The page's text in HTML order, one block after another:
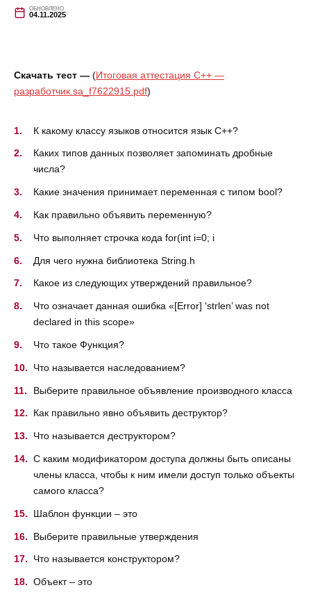
ОБНОВЛЕНО
04.11.2025
Скачать тест — (Итоговая аттестация C++ —
разработчик.sa_f7622915.pdf)
К какому классу языков относится язык C++?
Каких типов данных позволяет запоминать дробные
числа?
Какие значения принимает переменная с типом bool?
Как правильно объявить переменную?
Что выполняет строчка кода for(int i=0; i
Для чего нужна библиотека String.h
Какое из следующих утверждений правильное?
Что означает данная ошибка «[Error] ‘strlen’ was not
declared in this scope»
Что такое Функция?
Что называется наследованием?
Выберите правильное объявление производного класса
Как правильно явно объявить деструктор?
Что называется деструктором?
С каким модификатором доступа должны быть описаны
члены класса, чтобы к ним имели доступ только объекты
самого класса?
Шаблон функции – это
Выберите правильные утверждения
Что называется конструктором?
Объект – это